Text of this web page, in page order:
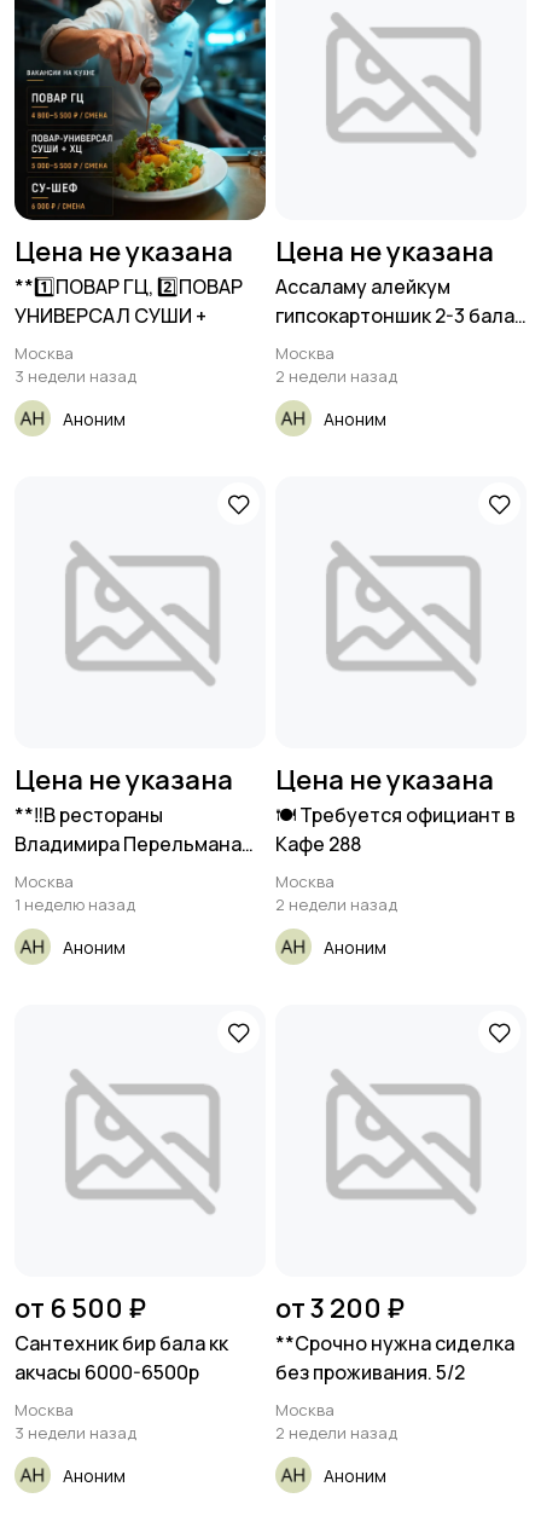
Цена не указана
**1️⃣ПОВАР ГЦ, 2️⃣ПОВАР
УНИВЕРСАЛ СУШИ +
Москва
3 недели назад
Аноним
Цена не указана
Ассаламу алейкум
гипсокартоншик 2-3 бала
керек
Москва
2 недели назад
Аноним
Цена не указана
**‼️В рестораны
Владимира Перельмана
требуются повара‼️**
Москва
1 неделю назад
Аноним
Цена не указана
🍽 Требуется официант в
Кафе 288
Москва
2 недели назад
Аноним
от 6 500 ₽
Сантехник бир бала кк
акчасы 6000-6500р
Москва
3 недели назад
Аноним
от 3 200 ₽
**Срочно нужна сиделка
без проживания. 5/2
Москва
2 недели назад
Аноним